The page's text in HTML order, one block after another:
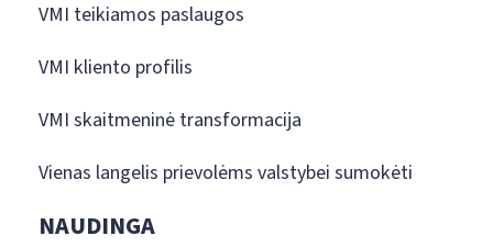
VMI teikiamos paslaugos
VMI kliento profilis
VMI skaitmeninė transformacija
Vienas langelis prievolėms valstybei sumokėti
NAUDINGA